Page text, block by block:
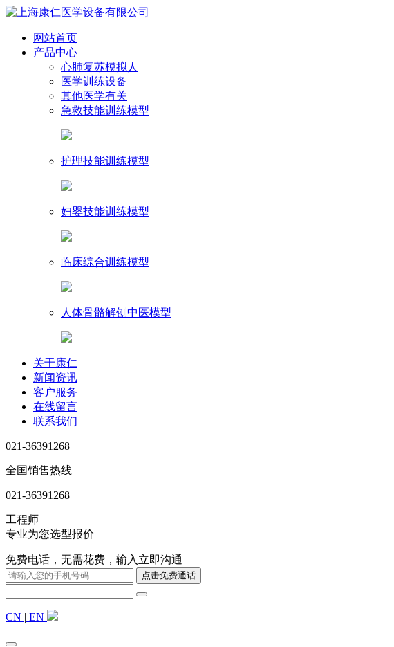
网站首页
产品中心
心肺复苏模拟人
医学训练设备
其他医学有关
急救技能训练模型
护理技能训练模型
妇婴技能训练模型
临床综合训练模型
人体骨骼解刨中医模型
关于康仁
新闻资讯
客户服务
在线留言
联系我们
021-36391268
全国销售热线
021-36391268
工程师
专业为您选型报价
免费电话，无需花费，输入立即沟通
CN | EN